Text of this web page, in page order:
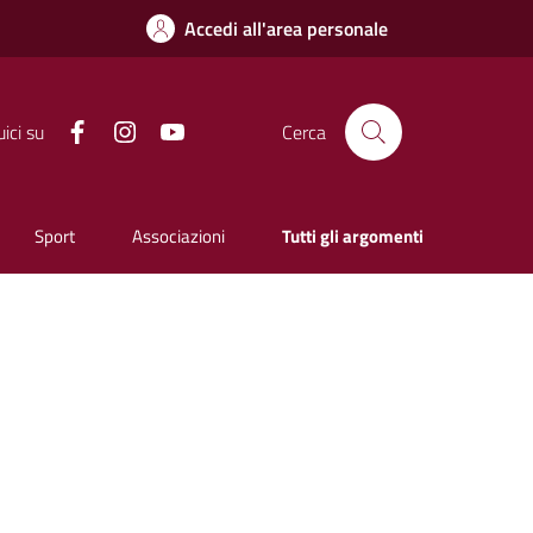
Accedi all'area personale
su Facebook Instagram Cerca
Sport Associazioni Tutti gli argomenti